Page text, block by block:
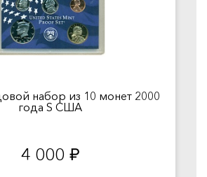
набор из 10 монет 2000
года S США
4 000 руб.